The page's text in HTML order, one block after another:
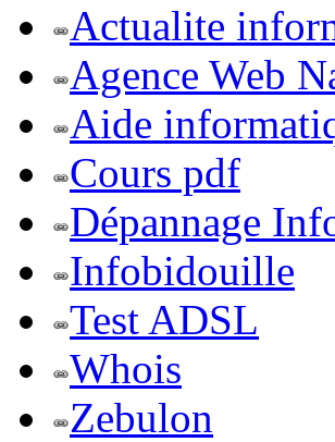
Actualite
Agence Web
Aide
Cours pdf
Dépannage
Infobidouille
Test ADSL
Whois
Zebulon